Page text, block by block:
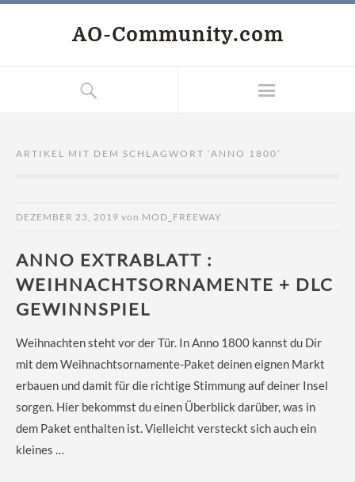
AO-Community.com
ARTIKEL MIT DEM SCHLAGWORT ‘ANNO 1800’
DEZEMBER 23, 2019 von MOD_FREEWAY
ANNO EXTRABLATT :
WEIHNACHTSORNAMENTE + DLC
GEWINNSPIEL
Weihnachten steht vor der Tür. In Anno 1800 kannst du Dir
mit dem Weihnachtsornamente-Paket deinen eignen Markt
erbauen und damit für die richtige Stimmung auf deiner Insel
sorgen. Hier bekommst du einen Überblick darüber, was in
dem Paket enthalten ist. Vielleicht versteckt sich auch ein
kleines …